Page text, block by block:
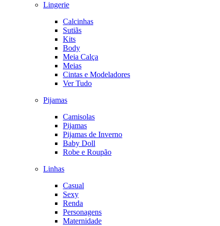
Lingerie
Calcinhas
Sutiãs
Kits
Body
Meia Calça
Meias
Cintas e Modeladores
Ver Tudo
Pijamas
Camisolas
Pijamas
Pijamas de Inverno
Baby Doll
Robe e Roupão
Linhas
Casual
Sexy
Renda
Personagens
Maternidade